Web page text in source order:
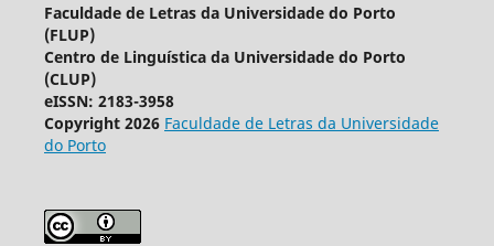
Faculdade de Letras da Universidade do Porto
(FLUP)
Centro de Linguística da Universidade do Porto
(CLUP)
eISSN: 2183-3958
Copyright 2026 Faculdade de Letras da Universidade
do Porto